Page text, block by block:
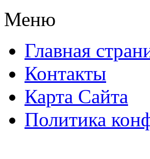
Меню
Главная
Контакты
Карта Сайта
Политика